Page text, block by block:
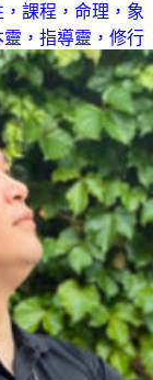
課程，命理，象
，指導靈，修行